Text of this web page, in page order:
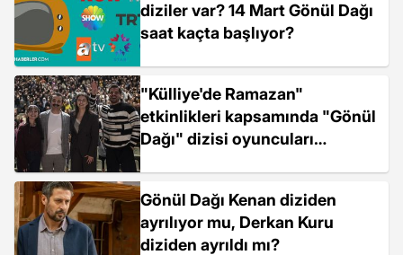
diziler var? 14 Mart Gönül Dağı
saat kaçta başlıyor?
"Külliye'de Ramazan"
etkinlikleri kapsamında "Gönül
Dağı" dizisi oyuncuları
Gönül Dağı Kenan diziden
ayrılıyor mu, Derkan Kuru
diziden ayrıldı mı?